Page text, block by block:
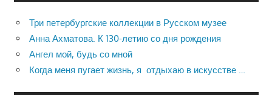
Три петербургские коллекции в Русском музее
Анна Ахматова. К 130-летию со дня рождения
Ангел мой, будь со мной
Когда меня пугает жизнь, я отдыхаю в искусстве …